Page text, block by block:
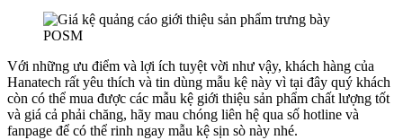
Với những ưu điểm và lợi ích tuyệt vời như vậy, khách hàng của
Hanatech rất yêu thích và tin dùng mẫu kệ này vì tại đây quý khách
còn có thể mua được các mẫu kệ giới thiệu sản phẩm chất lượng tốt
và giá cả phải chăng, hãy mau chóng liên hệ qua số hotline và
fanpage để có thể rinh ngay mẫu kệ sịn sò này nhé.